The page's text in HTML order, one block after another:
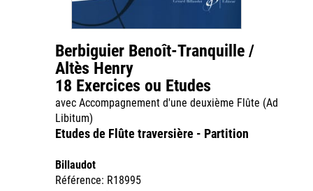
Berbiguier Benoît-Tranquille /
Altès Henry
18 Exercices ou Etudes
avec Accompagnement d'une deuxième Flûte (Ad
Libitum)
Etudes de Flûte traversière - Partition
Billaudot
Référence: R18995